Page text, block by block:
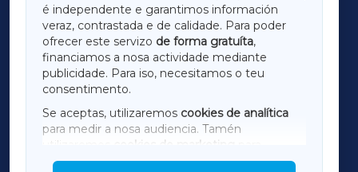
é independente e garantimos información
veraz, contrastada e de calidade. Para poder
ofrecer este servizo de forma gratuíta,
financiamos a nosa actividade mediante
publicidade. Para iso, necesitamos o teu
consentimento.
Se aceptas, utilizaremos cookies de analítica
para medir a nosa audiencia. Tamén
utilizaremos
cookies de marketing
mostrar publicidade de terceiros.
LUGOXA
TERRACHAXA
AMARIÑAXA